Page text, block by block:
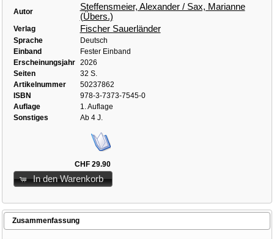
Autor
Steffensmeier, Alexander / Sax, Marianne
(Übers.)
Verlag Fischer Sauerländer
Sprache
Deutsch
Einband
Fester Einband
Erscheinungsjahr
2026
Seiten
32 S.
Artikelnummer
50237862
ISBN
978-3-7373-7545-0
Auflage
1. Auflage
Sonstiges
Ab 4 J.
CHF 29.90
In den Warenkorb
Zusammenfassung